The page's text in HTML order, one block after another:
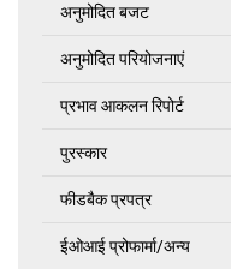
अनुमोदित बजट
अनुमोदित परियोजनाएं
प्रभाव आकलन रिपोर्ट
पुरस्कार
फीडबैक प्रपत्र
ईओआई प्रोफार्मा/अन्य